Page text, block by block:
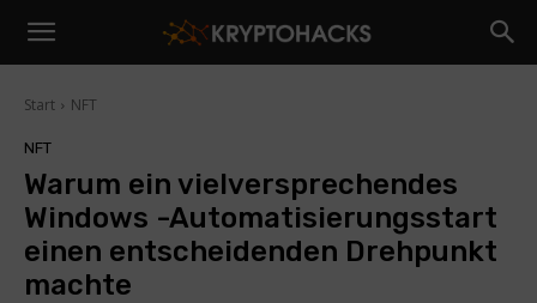
Start NFT
NFT
Warum ein vielversprechendes
Windows -Automatisierungsstart
einen entscheidenden Drehpunkt
machte